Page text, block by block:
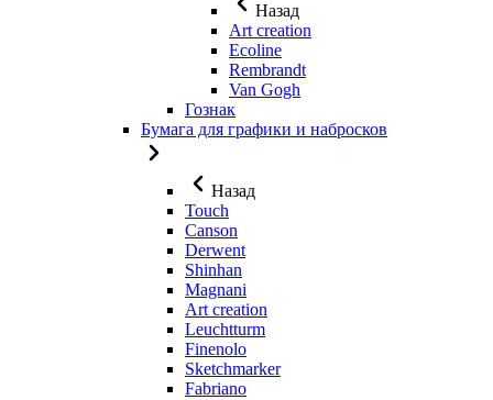
Назад
Art creation
Ecoline
Rembrandt
Van Gogh
Гознак
Бумага для графики и набросков
Назад
Touch
Canson
Derwent
Shinhan
Magnani
Art creation
Leuchtturm
Finenolo
Sketchmarker
Fabriano